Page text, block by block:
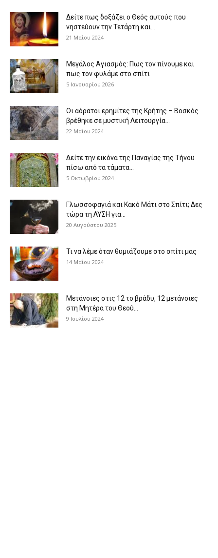
Δείτε πως δοξάζει ο Θεός αυτούς που
νηστεύουν την Τετάρτη και...
21 Μαΐου 2024
Μεγάλος Αγιασμός: Πως τον πίνουμε και
πως τον φυλάμε στο σπίτι
5 Ιανουαρίου 2026
Οι αόρατοι ερημίτες της Κρήτης – Βοσκός
βρέθηκε σε μυστική Λειτουργία...
22 Μαΐου 2024
Δείτε την εικόνα της Παναγίας της Τήνου
πίσω από τα τάματα...
5 Οκτωβρίου 2024
Γλωσσοφαγιά και Κακό Μάτι στο Σπίτι; Δες
τώρα τη ΛΥΣΗ για...
20 Αυγούστου 2025
Τι να λέμε όταν θυμιάζουμε στο σπίτι μας
14 Μαΐου 2024
Μετάνοιες στις 12 το βράδυ, 12 μετάνοιες
στη Μητέρα του Θεού...
9 Ιουλίου 2024